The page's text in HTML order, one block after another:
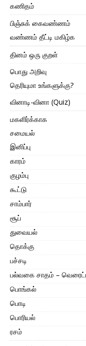
கணிதம்
பிஞ்சுக் கைவண்ணம்
வண்ணம் தீட்டி மகிழ்க
தினம் ஒரு குறள்
பொது அறிவு
தெரியுமா உங்களுக்கு?
வினாடி-வினா (Quiz)
மகளிர்க்காக
சமையல்
இனிப்பு
காரம்
குழம்பு
கூட்டு
சாம்பார்
சூப்
துவையல்
தொக்கு
பச்சடி
பல்வகை சாதம் –
பொங்கல்
பொடி
பொரியல்
ரசம்